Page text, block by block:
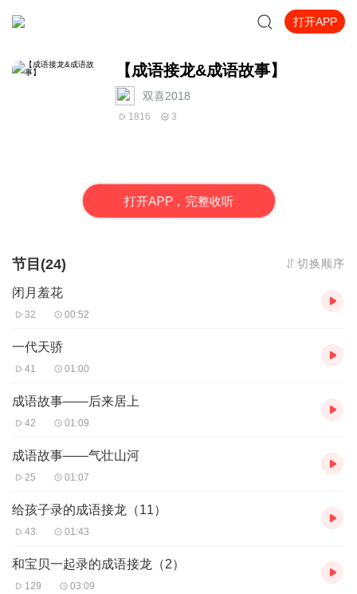
打开APP
【成语接龙&成语故事】
双喜2018
1816 3
打开APP，完整收听
节目(24) 切换顺序
闭月羞花
32 00:52
一代天骄
41 01:00
成语故事——后来居上
42 01:09
成语故事——气壮山河
25 01:07
给孩子录的成语接龙（11）
43 01:43
和宝贝一起录的成语接龙（2）
129 03:09